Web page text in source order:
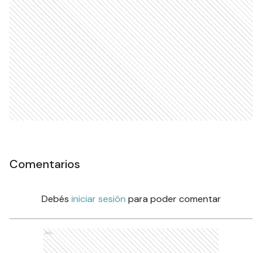
Comentarios
Debés iniciar sesión para poder comentar
Ads